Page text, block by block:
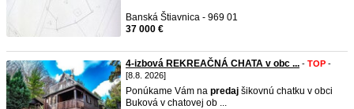
Banská Štiavnica - 969 01
37 000 €
4-izbová REKREAČNÁ CHATA v obc ... - TOP -
[8.8. 2026]
Ponúkame Vám na predaj šikovnú chatku v obci
Buková v chatovej ob ...